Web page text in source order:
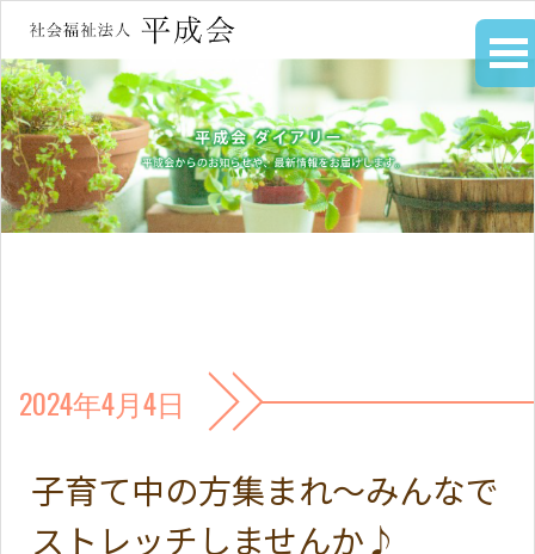
2024年4月4日
子育て中の方集まれ～みんなで
ストレッチしませんか♪